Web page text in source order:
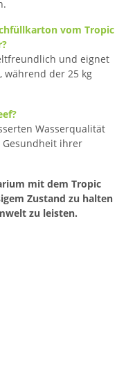
vom Tropic
und eignet
während der 25 kg
Wasserqualität
ihrer
mit dem Tropic
Zustand zu halten
zu leisten.